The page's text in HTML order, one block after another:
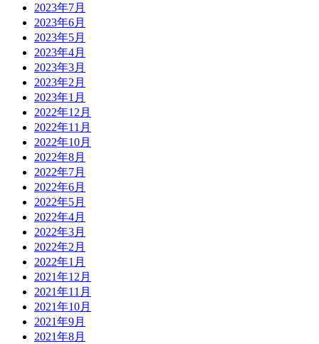
2023年7月
2023年6月
2023年5月
2023年4月
2023年3月
2023年2月
2023年1月
2022年12月
2022年11月
2022年10月
2022年8月
2022年7月
2022年6月
2022年5月
2022年4月
2022年3月
2022年2月
2022年1月
2021年12月
2021年11月
2021年10月
2021年9月
2021年8月